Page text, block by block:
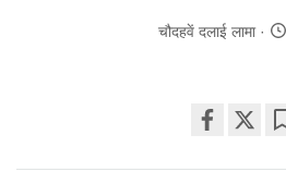
चौदहवें दलाई लामा
on